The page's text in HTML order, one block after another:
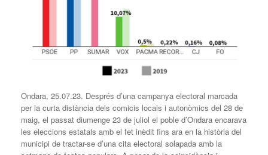
Ondara, 25.07.23. Després d’una campanya electoral marcada
per la curta distància dels comicis locals i autonòmics del 28 de
maig, el passat diumenge 23 de juliol el poble d’Ondara encarava
les eleccions estatals amb el fet inèdit fins ara en la història del
municipi de tractar-se d’una cita electoral solapada amb la